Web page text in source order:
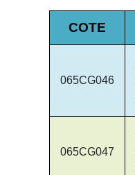
COTE
065CG046
065CG047